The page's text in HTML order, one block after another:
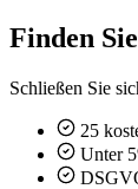
Finden
Schließen Sie
25
Unter